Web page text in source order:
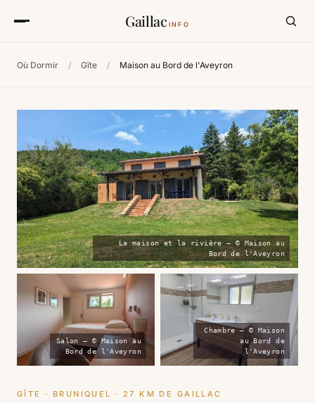
Gaillac INFO
Où Dormir / Gîte / Maison au Bord de l'Aveyron
La maison et la rivière — © Maison au
Bord de l'Aveyron
Salon — © Maison au
Bord de l'Aveyron
Chambre — © Maison
au Bord de
l'Aveyron
GÎTE · BRUNIQUEL · 27 KM DE GAILLAC